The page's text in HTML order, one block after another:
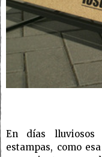
En días lluviosos
estampas, como